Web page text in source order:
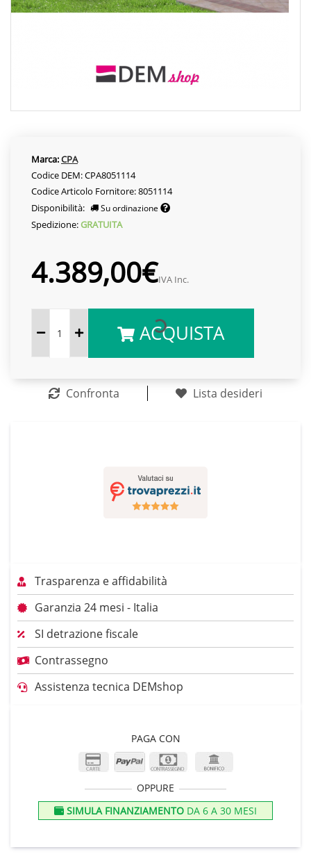
Marca:CPA
Codice DEM: CPA8051114
Codice Articolo Fornitore: 8051114
Disponibilità:
Su ordinazione
Spedizione:GRATUITA
4.389,00€IVA Inc.
ACQUISTA
Confronta Lista desideri
Trasparenza e affidabilità
Garanzia 24 mesi - Italia
SI detrazione fiscale
Contrassegno
Assistenza tecnica DEMshop
PAGA CON
OPPURE
SIMULA FINANZIAMENTO DA 6 A 30 MESI